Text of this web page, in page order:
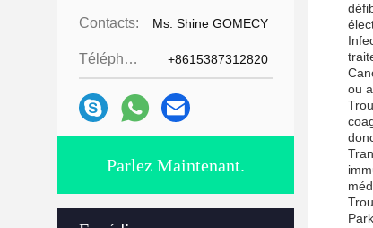
Contacts: Ms. Shine GOMECY
Téléphone: +8615387312820
Parlez Maintenant.
ou